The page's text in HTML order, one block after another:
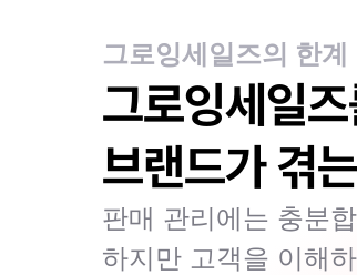
그로잉세일즈의 한계
그로잉세일
브랜드가 겪
판매 관리에는 충분
하지만 고객을 이해